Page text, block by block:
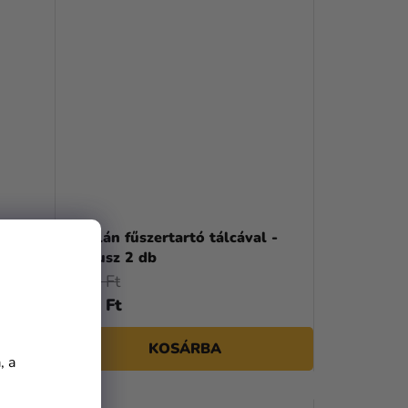
a
Porcelán fűszertartó tálcával -
Bambusz 2 db
1 990 Ft
2 690 Ft
KOSÁRBA